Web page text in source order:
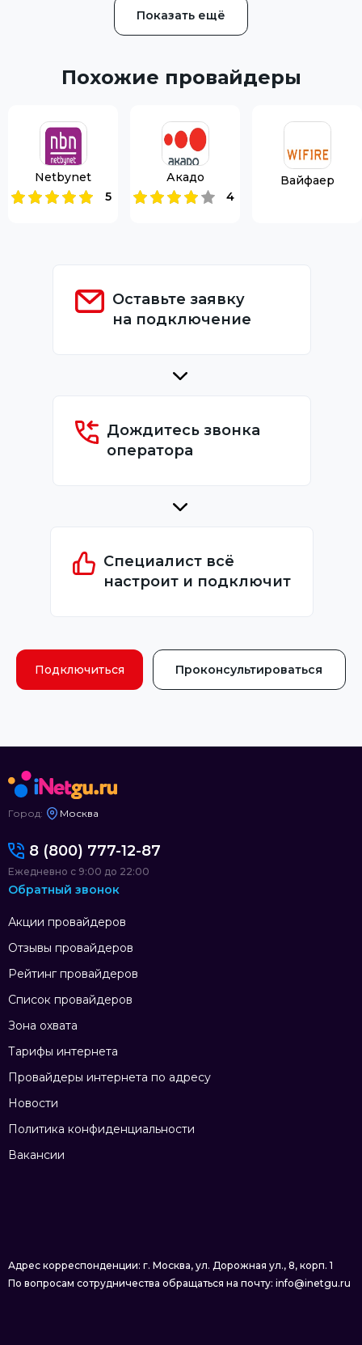
Показать ещё
Похожие провайдеры
Netbynet
5
Акадо
4
Вайфаер
Оставьте заявку
на подключение
Дождитесь звонка
оператора
Специалист всё
настроит и подключит
Подключиться Проконсультироваться
Город: Москва
Акции провайдеров
Отзывы провайдеров
Рейтинг провайдеров
Список провайдеров
Зона охвата
Тарифы интернета
Провайдеры интернета по адресу
Новости
Политика конфиденциальности
Вакансии
8 (800) 777-12-87
Ежедневно с 9:00 до 22:00
Обратный звонок
Адрес корреспонденции: г. Москва, ул. Дорожная ул., 8, корп. 1
По вопросам сотрудничества обращаться на почту: info@inetgu.ru